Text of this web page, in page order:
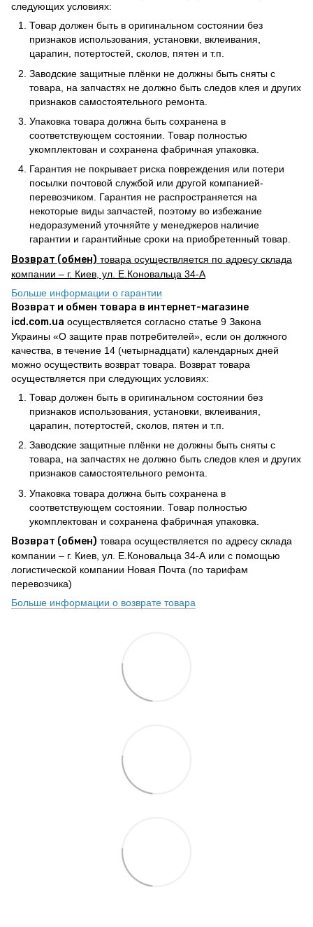
следующих условиях:
Товар должен быть в оригинальном состоянии без
признаков использования, установки, вклеивания,
царапин, потертостей, сколов, пятен и т.п.
Заводские защитные плёнки не должны быть сняты с
товара, на запчастях не должно быть следов клея и других
признаков самостоятельного ремонта.
Упаковка товара должна быть сохранена в
соответствующем состоянии. Товар полностью
укомплектован и сохранена фабричная упаковка.
Гарантия не покрывает риска повреждения или потери
посылки почтовой службой или другой компанией-
перевозчиком. Гарантия не распространяется на
некоторые виды запчастей, поэтому во избежание
недоразумений уточняйте у менеджеров наличие
гарантии и гарантийные сроки на приобретенный товар.
Возврат (обмен) товара осуществляется по адресу склада
компании – г. Киев, ул. Е.Коновальца 34-А
Больше информации о гарантии
Возврат и обмен товара в интернет-магазине
icd.com.ua осуществляется согласно статье 9 Закона
Украины «О защите прав потребителей», если он должного
качества, в течение 14 (четырнадцати) календарных дней
можно осуществить возврат товара. Возврат товара
осуществляется при следующих условиях:
Товар должен быть в оригинальном состоянии без
признаков использования, установки, вклеивания,
царапин, потертостей, сколов, пятен и т.п.
Заводские защитные плёнки не должны быть сняты с
товара, на запчастях не должно быть следов клея и других
признаков самостоятельного ремонта.
Упаковка товара должна быть сохранена в
соответствующем состоянии. Товар полностью
укомплектован и сохранена фабричная упаковка.
Возврат (обмен) товара осуществляется по адресу склада
компании – г. Киев, ул. Е.Коновальца 34-А или с помощью
логистической компании Новая Почта (по тарифам
перевозчика)
Больше информации о возврате товара